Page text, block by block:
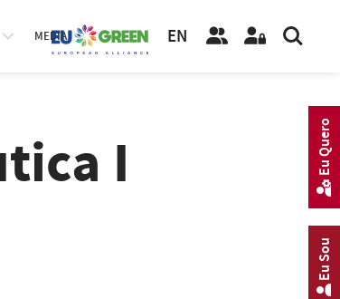
MEDIA EN
I
Eu Sou
Eu Quero